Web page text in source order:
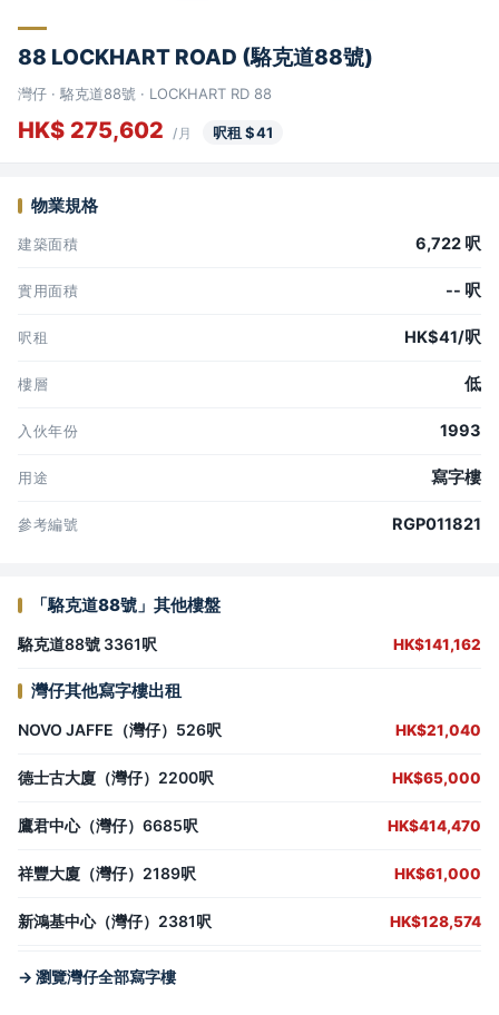
88 LOCKHART ROAD (駱克道88號)
灣仔 · 駱克道88號 · LOCKHART RD 88
HK$ 275,602 /月 呎租 $41
物業規格
建築面積 6,722 呎
實用面積 -- 呎
呎租 HK$41/呎
樓層 低
入伙年份 1993
用途 寫字樓
參考編號 RGP011821
「駱克道88號」其他樓盤
駱克道88號 3361呎 HK$141,162
灣仔其他寫字樓出租
NOVO JAFFE（灣仔）526呎 HK$21,040
德士古大廈（灣仔）2200呎 HK$65,000
鷹君中心（灣仔）6685呎 HK$414,470
祥豐大廈（灣仔）2189呎 HK$61,000
新鴻基中心（灣仔）2381呎 HK$128,574
→ 瀏覽灣仔全部寫字樓